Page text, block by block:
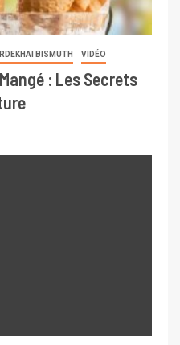
BISMUTH VIDÉO
: Les Secrets